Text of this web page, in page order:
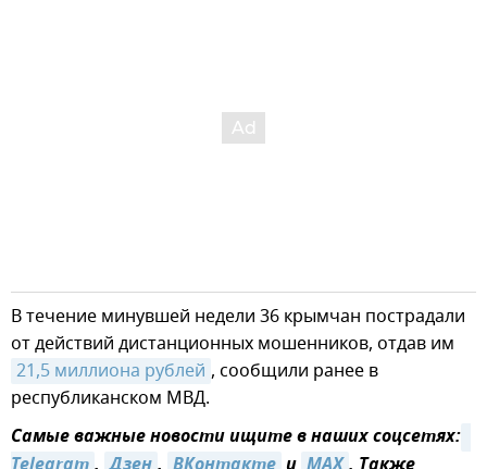
В течение минувшей недели 36 крымчан пострадали
от действий дистанционных мошенников, отдав им
21,5 миллиона рублей , сообщили ранее в
республиканском МВД.
Самые важные новости ищите в наших соцсетях: